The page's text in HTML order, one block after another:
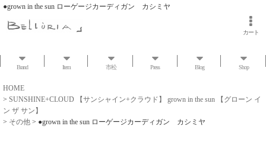
●grown in the sun ローゲージカーディガン カシミヤ
カート
Brand Item 市松 Press Blog Shop
HOME
> SUNSHINE+CLOUD 【サンシャイン+クラウド】 grown in the sun 【グローン イ
ン ザ サン】
> その他 > ●grown in the sun ローゲージカーディガン カシミヤ